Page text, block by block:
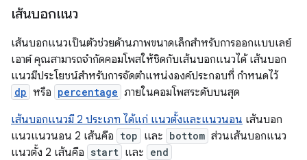
เส้นบอกแนว
เส้นบอกแนวเป็นตัวช่วยด้านภาพขนาดเล็กสำหรับการออกแบบเลย์
เอาต์ คุณสามารถจำกัดคอมโพสให้ชิดกับเส้นบอกแนวได้ เส้นบอก
แนวมีประโยชน์สำหรับการจัดตำแหน่งองค์ประกอบที่ กำหนดไว้
dp หรือ percentage ภายในคอมโพสระดับบนสุด
เส้นบอกแนวมี 2 ประเภท ได้แก่ แนวตั้งและแนวนอน เส้นบอก
แนวแนวนอน 2 เส้นคือ top และ bottom ส่วนเส้นบอกแนว
แนวตั้ง 2 เส้นคือ start และ end